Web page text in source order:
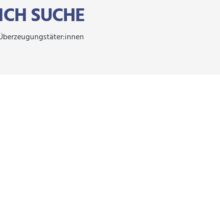
SUCHE